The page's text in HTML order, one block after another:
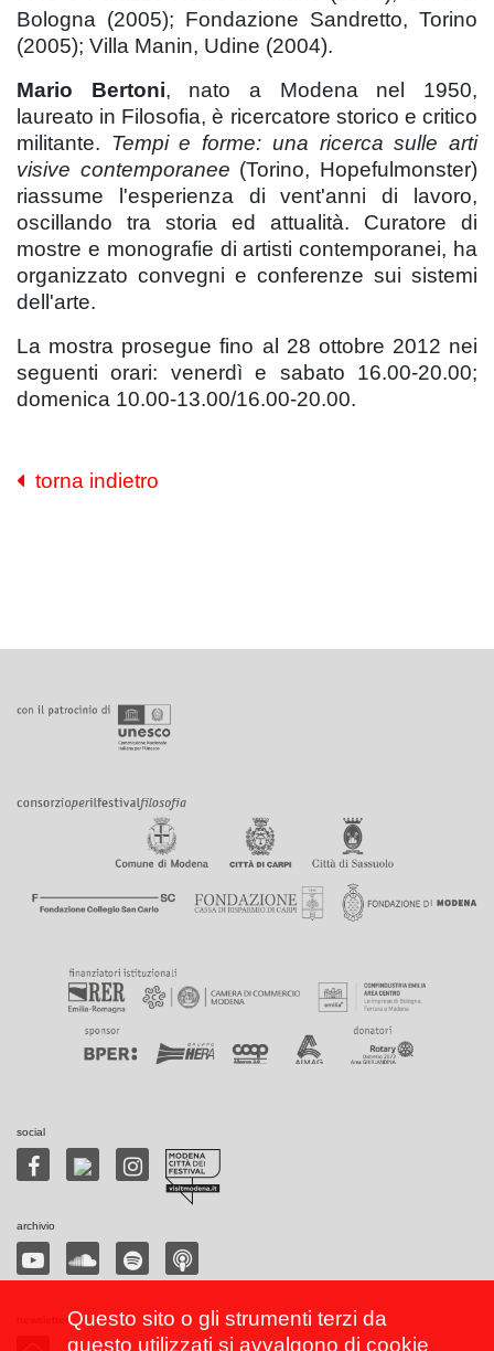
Bologna (2005); Fondazione Sandretto, Torino
(2005); Villa Manin, Udine (2004).
Mario Bertoni, nato a Modena nel 1950,
laureato in Filosofia, è ricercatore storico e critico
militante. Tempi e forme: una ricerca sulle arti
visive contemporanee (Torino, Hopefulmonster)
riassume l'esperienza di vent'anni di lavoro,
oscillando tra storia ed attualità. Curatore di
mostre e monografie di artisti contemporanei, ha
organizzato convegni e conferenze sui sistemi
dell'arte.
La mostra prosegue fino al 28 ottobre 2012 nei
seguenti orari: venerdì e sabato 16.00-20.00;
domenica 10.00-13.00/16.00-20.00.
torna indietro
social
archivio
Questo sito o gli strumenti terzi da
questo utilizzati si avvalgono di cookie